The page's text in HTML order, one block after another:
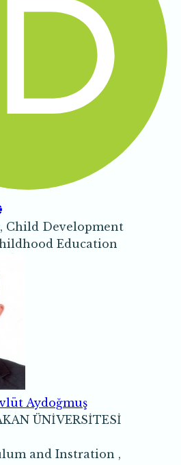
Child Development
Education
Aydoğmuş
ÜNİVERSİTESİ
and Instration ,